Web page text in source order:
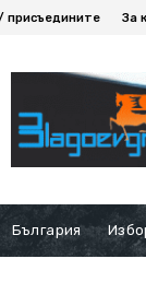
присъедините За
България